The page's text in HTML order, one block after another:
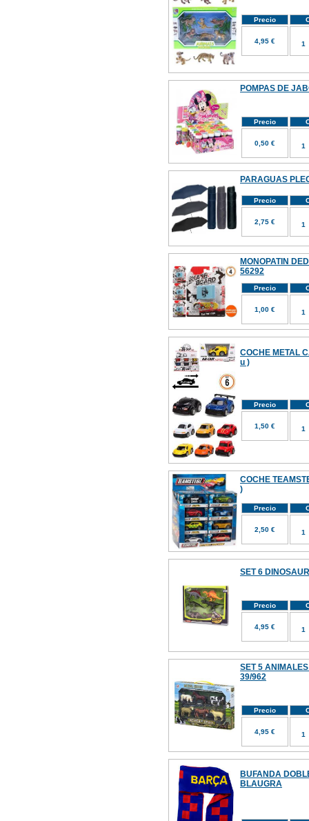
Precio
4,95 €
POMPAS DE
Precio
0,50 €
PARAGUAS
Precio
2,75 €
MONOPATIN
56292
Precio
1,00 €
COCHE METAL
u )
Precio
1,50 €
COCHE
)
Precio
2,50 €
SET 6
Precio
4,95 €
SET 5
39/962
Precio
4,95 €
BUFANDA
BLAUGRA